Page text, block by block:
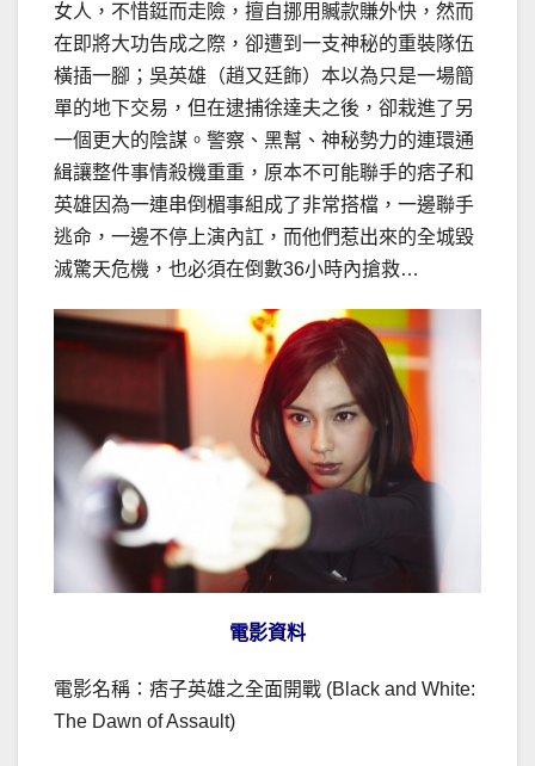
女人，不惜鋌而走險，擅自挪用贓款賺外快，然而
在即將大功告成之際，卻遭到一支神秘的重裝隊伍
橫插一腳；吳英雄（趙又廷飾）本以為只是一場簡
單的地下交易，但在逮捕徐達夫之後，卻栽進了另
一個更大的陰謀。警察、黑幫、神秘勢力的連環通
緝讓整件事情殺機重重，原本不可能聯手的痞子和
英雄因為一連串倒楣事組成了非常搭檔，一邊聯手
逃命，一邊不停上演內訌，而他們惹出來的全城毀
滅驚天危機，也必須在倒數36小時內搶救…
電影資料
電影名稱：痞子英雄之全面開戰 (Black and White:
The Dawn of Assault)